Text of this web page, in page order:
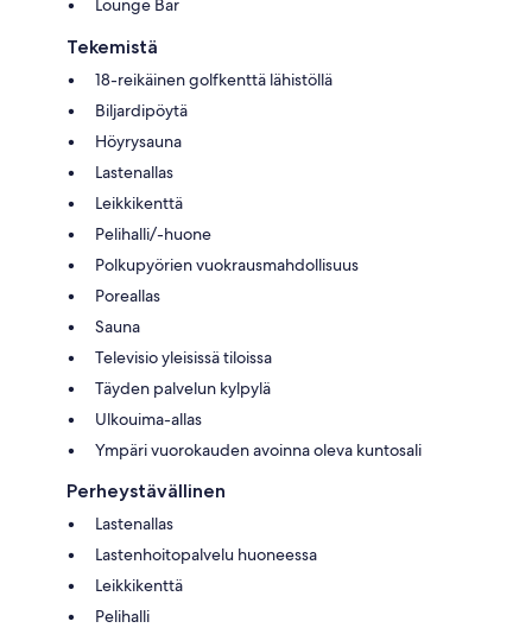
Lounge Bar
Tekemistä
18-reikäinen golfkenttä lähistöllä
Biljardipöytä
Höyrysauna
Lastenallas
Leikkikenttä
Pelihalli/-huone
Polkupyörien vuokrausmahdollisuus
Poreallas
Sauna
Televisio yleisissä tiloissa
Täyden palvelun kylpylä
Ulkouima-allas
Ympäri vuorokauden avoinna oleva kuntosali
Perheystävällinen
Lastenallas
Lastenhoitopalvelu huoneessa
Leikkikenttä
Pelihalli